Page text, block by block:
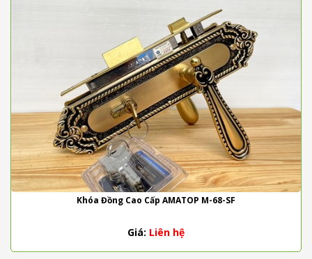
Khóa Đồng Cao Cấp AMATOP M-68-SF
Giá: Liên hệ